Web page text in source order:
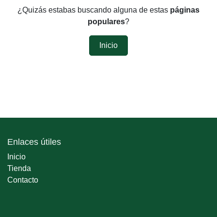
¿Quizás estabas buscando alguna de estaspáginas
populares?
Inicio
Enlaces útiles
Inicio
Tienda
Contacto